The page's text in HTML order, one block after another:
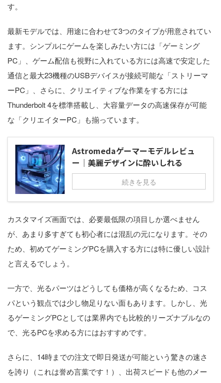
す。
最新モデルでは、用途に合わせて3つのタイプが用意されてい
ます。シンプルにゲームを楽しみたい方には「ゲーミング
PC」、ゲーム配信も視野に入れている方には高速で安定した
通信と最大23機種のUSBデバイスが接続可能な「ストリーマ
ーPC」、さらに、クリエイティブな作業をする方には
Thunderbolt 4を標準搭載し、大容量データの高速保存が可能
な「クリエイターPC」も揃っています。
Astromedaゲーマーモデルレビュ
ー｜美麗デザインに酔いしれる
続きを見る
カスタマイズ画面では、必要最低限の項目しか選べません
が、あまり多すぎても初心者には混乱の元になります。その
ため、初めてゲーミングPCを購入する方には特に優しい設計
と言えるでしょう。
一方で、光るパーツはどうしても価格が高くなるため、コス
パという観点では少し物足りない面もあります。しかし、光
るゲーミングPCとしては業界内でも比較的リーズナブルなの
で、光るPCを求める方にはおすすめです。
さらに、14時までの注文で即日発送が可能という驚きの速さ
を誇り（これは誉め言葉です！）、出荷スピードも他のメー